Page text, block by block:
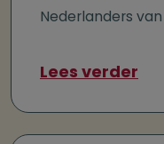
Nederlanders
Lees verder